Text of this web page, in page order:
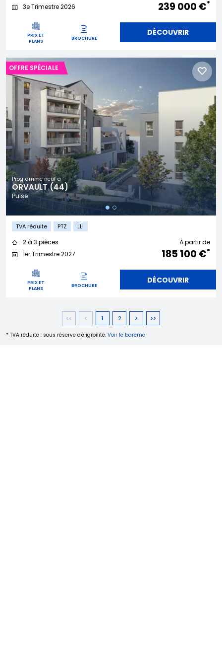
3e Trimestre 2026
239 000 €*
PRIX ET
PLANS
BROCHURE
DÉCOUVRIR
Programme neuf à
ORVAULT (44)
Pulse
OFFRE SPÉCIALE
TVA réduite PTZ LLI
2 à 3 pièces
1er Trimestre 2027
À partir de
185 100 €*
PRIX ET
PLANS
BROCHURE
DÉCOUVRIR
1 2
* TVA réduite : sous réserve d'éligibilité. Voir le barème